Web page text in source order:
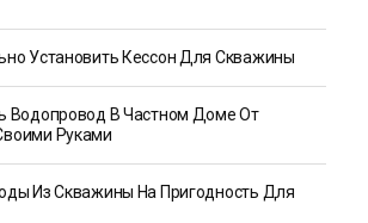
Установить Кессон Для Скважины
Водопровод В Частном Доме От
Руками
Из Скважины На Пригодность Для